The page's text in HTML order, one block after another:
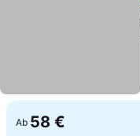
Ab 58 €